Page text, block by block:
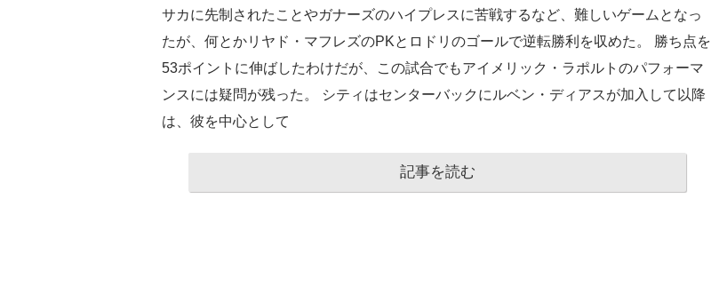
サカに先制されたことやガナーズのハイプレスに苦戦するなど、難しいゲームとなっ
たが、何とかリヤド・マフレズのPKとロドリのゴールで逆転勝利を収めた。 勝ち点を
53ポイントに伸ばしたわけだが、この試合でもアイメリック・ラポルトのパフォーマ
ンスには疑問が残った。 シティはセンターバックにルベン・ディアスが加入して以降
は、彼を中心として
記事を読む